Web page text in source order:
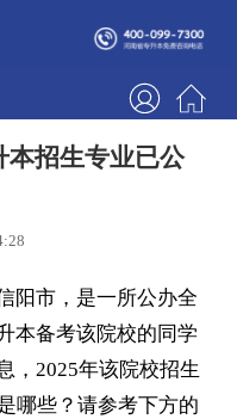
本招生专业已公
阳市，是一所公办全
本备考该院校的同学
，2025年该院校招生
哪些？请参考下方的